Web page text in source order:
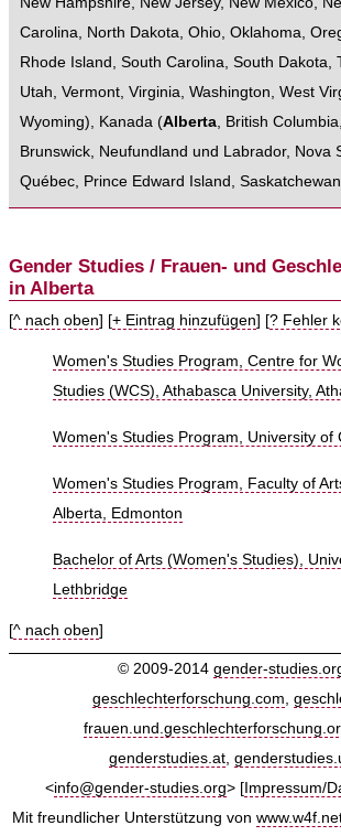
Carolina, North Dakota, Ohio, Oklahoma,
Rhode Island , South Carolina, South Dakota,
Utah, Vermont, Virginia, Washington, West
Wyoming), Kanada (Alberta, British Columbia,
Brunswick, Neufundland und Labrador, Nova
Québec, Prince Edward Island , Saskatchewan
Gender Studies / Frauen- und
in Alberta
[^ nach oben] [+ Eintrag hinzufügen] [? Fehler
Women's Studies Program, Centre for
Studies (WCS), Athabasca University,
Women's Studies Program, University of
Women's Studies Program, Faculty of
Alberta, Edmonton
Bachelor of Arts (Women's Studies),
Lethbridge
[^ nach oben]
© 2009-2014 gender-
geschlechterforschung.com,
genderstudies.at,
<info@gender-studies.org> [ Impressum/
Mit freundlicher Unterstützung von